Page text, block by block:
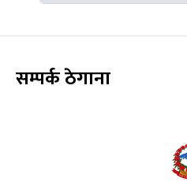
सम्पर्क ठेगाना